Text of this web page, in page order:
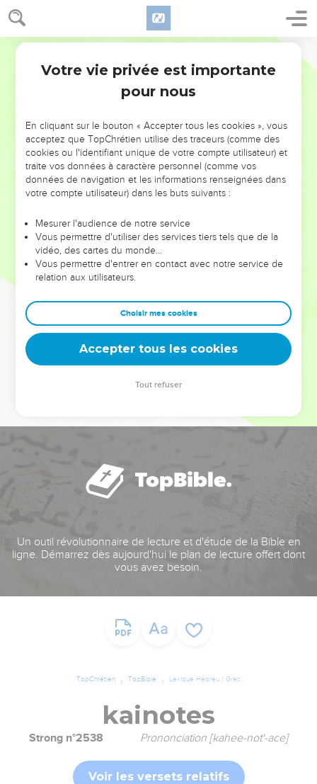
NE MANQUEZ PAS L’ÉVÉNEMENT
DE L’ANNÉE !
ET SI LEURS ERREURS POUVAIENT VOUS ÉVITER LES
VOTRES ?
leur foi ou leur vision. Mais on voit moins les doutes, les erreurs
et les saisons difficiles qu'ils ont traversés, alors même que ce
sont elles qui les ont façonnés.
Dans cette conférence, leaders, entrepreneurs, et responsables
clés pour avancer avec plus de sagesse afin que leurs erreurs
deviennent vos tremplins. Que vous guidiez un ministère, une
équipe, un groupe ou une famille, leur expérience est faite
Un outil révolutionnaire de lecture et d'étude de la Bible en
ligne. Démarrez dès aujourd'hui le plan de lecture offert dont
vous avez besoin.
TopChrétien TopBible Lexique Hébreu / Grec
kainotes
Strong n°2538 Prononciation [kahee-not'-ace]
Voir les versets relatifs
Votre vie privée est importante
pour nous
En cliquant sur le bouton « Accepter tous les cookies », vous
acceptez que TopChrétien utilise des traceurs (comme des
cookies ou l'identifiant unique de votre compte utilisateur) et
traite vos données à caractère personnel (comme vos
données de navigation et les informations renseignées dans
votre compte utilisateur) dans les buts suivants :
Mesurer l'audience de notre service
Vous permettre d'utiliser des services tiers tels que de la
vidéo, des cartes du monde…
Vous permettre d'entrer en contact avec notre service de
relation aux utilisateurs.
Choisir mes cookies
Accepter tous les cookies
Tout refuser